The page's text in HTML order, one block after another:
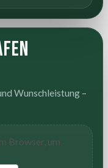
Wunschleistung –
Browser, um